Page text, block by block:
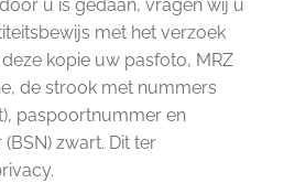
u is gedaan, vragen wij u
met het verzoek
kopie uw pasfoto, MRZ
de strook met nummers
paspoortnummer en
zwart. Dit ter